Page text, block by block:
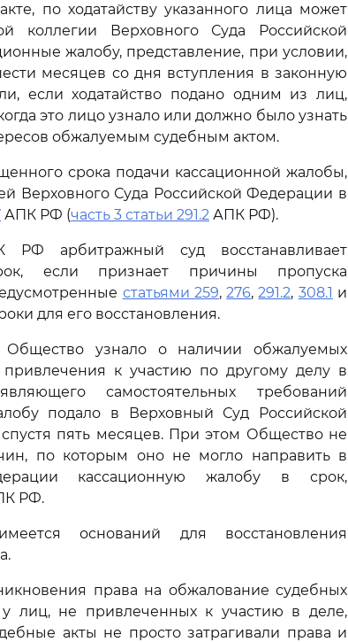
по ходатайству указанного лица может
коллегии Верховного Суда Российской
жалобу, представление, при условии,
месяцев со дня вступления в законную
если ходатайство подано одним из лиц,
это лицо узнало или должно было узнать
обжалуемым судебным актом.
срока подачи кассационной жалобы,
Верховного Суда Российской Федерации в
АПК РФ (часть 3 статьи 291.2 АПК РФ).
арбитражный суд восстанавливает
если признает причины пропуска
статьями 259,276,291.2, 308.1 и
для его восстановления.
Общество узнало о наличии обжалуемых
привлечения к участию по другому делу в
самостоятельных требований
подало в Верховный Суд Российской
пять месяцев. При этом Общество не
по которым оно не могло направить в
кассационную жалобу в срок,
РФ.
оснований для восстановления
права на обжалование судебных
лиц, не привлеченных к участию в деле,
акты не просто затрагивали права и